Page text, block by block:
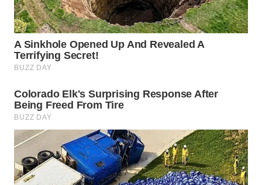
WN
SERIBU
TANGERANG
BINJAI
WN
CIREBON